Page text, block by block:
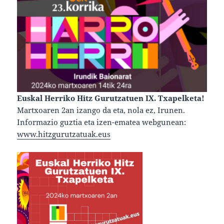
Euskal Herriko Hitz Gurutzatuen IX. Txapelketa!
Martxoaren 2an izango da eta, nola ez, Irunen.
Informazio guztia eta izen-ematea webgunean:
www.hitzgurutzatuak.eus